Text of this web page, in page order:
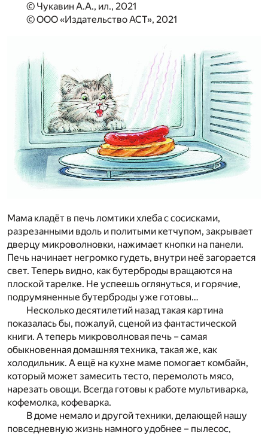
© Чукавин А.А., ил., 2021
© ООО «Издательство АСТ», 2021
Мама кладёт в печь ломтики хлеба с сосисками,
разрезанными вдоль и политыми кетчупом, закрывает
дверцу микроволновки, нажимает кнопки на панели.
Печь начинает негромко гудеть, внутри неё загорается
свет. Теперь видно, как бутерброды вращаются на
плоской тарелке. Не успеешь оглянуться, и горячие,
подрумяненные бутерброды уже готовы…
Несколько десятилетий назад такая картина
показалась бы, пожалуй, сценой из фантастической
книги. А теперь микроволновая печь – самая
обыкновенная домашняя техника, такая же, как
холодильник. А ещё на кухне маме помогает комбайн,
который может замесить тесто, перемолоть мясо,
нарезать овощи. Всегда готовы к работе мультиварка,
кофемолка, кофеварка.
В доме немало и другой техники, делающей нашу
повседневную жизнь намного удобнее – пылесос,